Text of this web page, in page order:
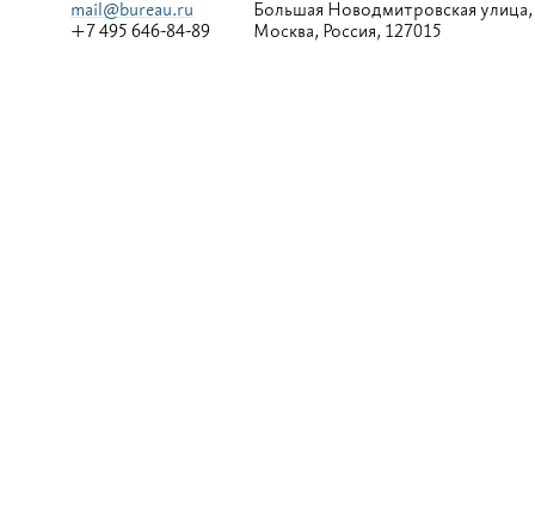
mail@bureau.ru
+7 495 646-84-89
Большая Новодмитровская улица,
Москва, Россия, 127015